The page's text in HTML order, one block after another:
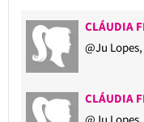
CLÁUDIA
@Ju Lopes,
CLÁUDIA